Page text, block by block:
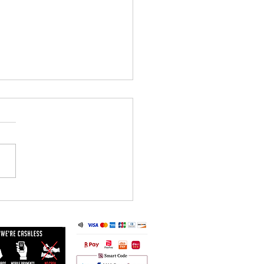
臨時休業のお知らせ】
影響が予想されるため、 6
すが、何卒ご理解いただけ
す。 今後の天候状況によ
が生じる場合は、改めてご
せていただきます。 皆さ